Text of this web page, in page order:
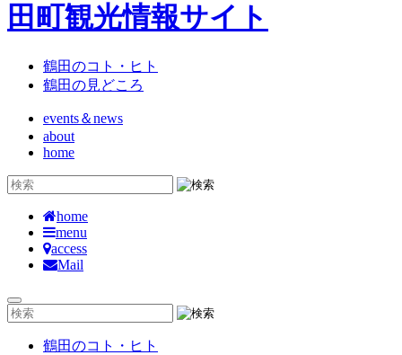
田町観光情報サイト
鶴田のコト・ヒト
鶴田の見どころ
events＆news
about
home
home
menu
access
Mail
鶴田のコト・ヒト